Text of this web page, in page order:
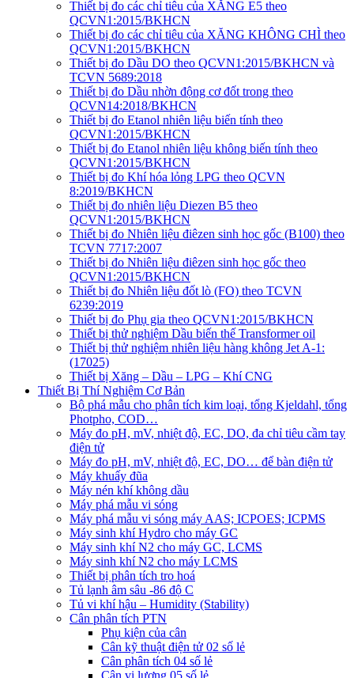
Thiết bị đo các chỉ tiêu của XĂNG E5 theo
QCVN1:2015/BKHCN
Thiết bị đo các chỉ tiêu của XĂNG KHÔNG CHÌ theo
QCVN1:2015/BKHCN
Thiết bị đo Dầu DO theo QCVN1:2015/BKHCN và
TCVN 5689:2018
Thiết bị đo Dầu nhờn động cơ đốt trong theo
QCVN14:2018/BKHCN
Thiết bị đo Etanol nhiên liệu biến tính theo
QCVN1:2015/BKHCN
Thiết bị đo Etanol nhiên liệu không biến tính theo
QCVN1:2015/BKHCN
Thiết bị đo Khí hóa lỏng LPG theo QCVN
8:2019/BKHCN
Thiết bị đo nhiên liệu Diezen B5 theo
QCVN1:2015/BKHCN
Thiết bị đo Nhiên liệu điêzen sinh học gốc (B100) theo
TCVN 7717:2007
Thiết bị đo Nhiên liệu điêzen sinh học gốc theo
QCVN1:2015/BKHCN
Thiết bị đo Nhiên liệu đốt lò (FO) theo TCVN
6239:2019
Thiết bị đo Phụ gia theo QCVN1:2015/BKHCN
Thiết bị thử nghiệm Dầu biến thế Transformer oil
Thiết bị thử nghiệm nhiên liệu hàng không Jet A-1:
(17025)
Thiết bị Xăng – Dầu – LPG – Khí CNG
Thiết Bị Thí Nghiệm Cơ Bản
Bộ phá mẫu cho phân tích kim loại, tổng Kjeldahl, tổng
Photpho, COD…
Máy đo pH, mV, nhiệt độ, EC, DO, đa chỉ tiêu cầm tay
điện tử
Máy đo pH, mV, nhiệt độ, EC, DO… để bàn điện tử
Máy khuấy đũa
Máy nén khí không dầu
Máy phá mẫu vi sóng
Máy phá mẫu vi sóng máy AAS; ICPOES; ICPMS
Máy sinh khí Hydro cho máy GC
Máy sinh khí N2 cho máy GC, LCMS
Máy sinh khí N2 cho máy LCMS
Thiết bị phân tích tro hoá
Tủ lạnh âm sâu -86 độ C
Tủ vi khí hậu – Humidity (Stability)
Cân phân tích PTN
Phụ kiện của cân
Cân kỹ thuật điện tử 02 số lẻ
Cân phân tích 04 số lẻ
Cân vi lượng 05 số lẻ